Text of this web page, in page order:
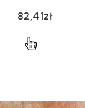
82,41zł